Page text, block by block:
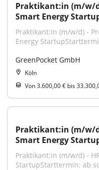
Praktikant:in (m/w/
Smart Energy
Praktikant:in (m/w/d) -
Energy
GreenPocket GmbH
Köln
Von 3.600,00 € bis
Praktikant:in (m/w/
Smart Energy
Praktikant:in (m/w/d) -
StartupStarttermin: ab